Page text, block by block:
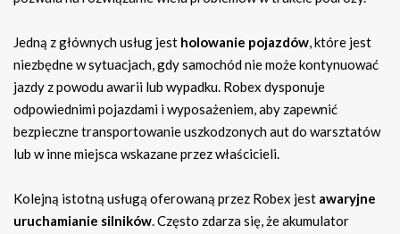
Jedną z głównych usług jest holowanie pojazdów, które jest
niezbędne w sytuacjach, gdy samochód nie może kontynuować
jazdy z powodu awarii lub wypadku. Robex dysponuje
odpowiednimi pojazdami i wyposażeniem, aby zapewnić
bezpieczne transportowanie uszkodzonych aut do warsztatów
lub w inne miejsca wskazane przez właścicieli.
Kolejną istotną usługą oferowaną przez Robex jest awaryjne
uruchamianie silników. Często zdarza się, że akumulator